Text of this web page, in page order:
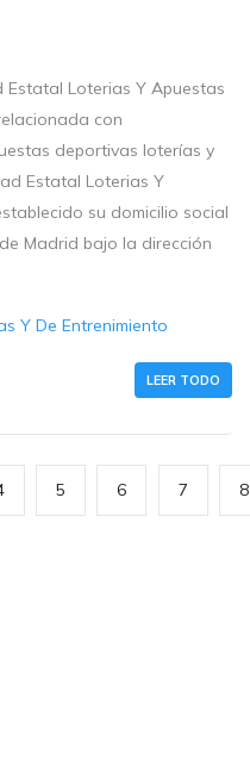
Loterias Y Apuestas
con
deportivas loterías y
Estatal Loterias Y
su domicilio social
Madrid bajo la dirección
Y De Entrenimiento
LEER TODO
5 6 7 8